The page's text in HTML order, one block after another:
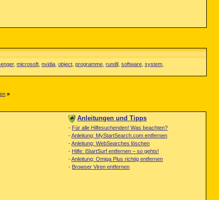
, microsoft nvidia object programme rundll software system
»
Anleitungen und Tipps
- Für alle Hilfesuchenden! Was beachten?
-Anleitung: MyStartSearch.com entfernen
-Anleitung: WebSearches löschen
- Hilfe: iStartSurf entfernen – so gehts!
-Anleitung: Omiga Plus richtig entfernen
- Browser Viren entfernen